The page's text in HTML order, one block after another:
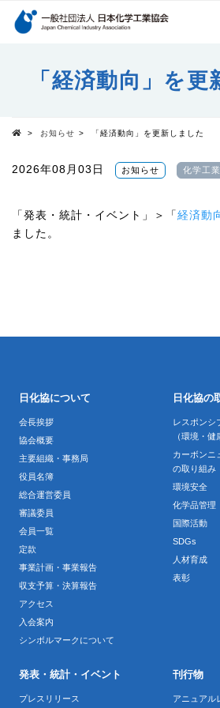
検索キーワード
「経済動向」を更
> お知らせ > 「経済動向」を更新しました
2026年08月03日 お知らせ 化学工業
「発表・統計・イベント」＞「経済動
ました。
日化協について
会長挨拶
協会概要
主要組織・事務局
役員名簿
総合運営委員
審議委員
会員一覧
定款
事業計画・事業報告
収支予算・決算報告
アクセス
入会案内
シンボルマークについて
日化協の
レスポンシ
（環境・健
カーボンニ
の取り組み
環境安全
化学品管理
国際活動
SDGs
人材育成
表彰
発表・統計・イベント
プレスリリース
刊行物
アニュアル